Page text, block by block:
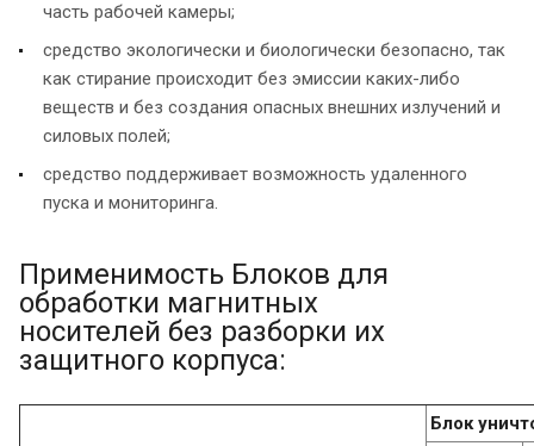
часть рабочей камеры;
средство экологически и биологически безопасно, так
как стирание происходит без эмиссии каких-либо
веществ и без создания опасных внешних излучений и
силовых полей;
средство поддерживает возможность удаленного
пуска и мониторинга.
Применимость Блоков для
обработки магнитных
носителей без разборки их
защитного корпуса:
Блок